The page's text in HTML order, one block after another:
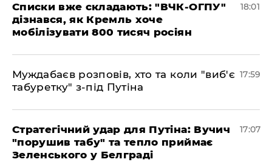
Списки вже складають: "ВЧК-ОГПУ"
дізнався, як Кремль хоче
мобілізувати 800 тисяч росіян
18:01
Муждабаєв розповів, хто та коли "виб'є
табуретку" з-під Путіна
17:59
Стратегічний удар для Путіна: Вучич
"порушив табу" та тепло приймає
Зеленського у Белграді
17:07